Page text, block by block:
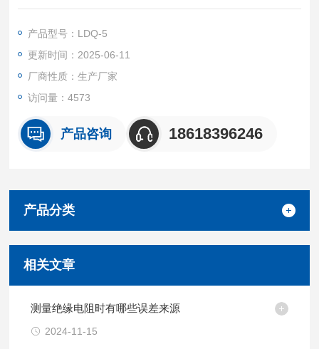
的测定，具有简便、准确、可靠、实用等特点。LDQ-5型为全自
产品型号：LDQ-5
更新时间：2025-06-11
厂商性质：生产厂家
访问量：4573
产品咨询 18618396246
产品分类
相关文章
测量绝缘电阻时有哪些误差来源
2024-11-15